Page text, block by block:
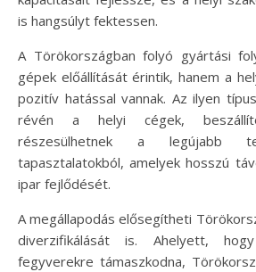
is hangsúlyt fektessen.
A Törökországban folyó gyártási
gépek előállítását érintik, hanem a
pozitív hatással vannak. Az ilyen
révén a helyi cégek,
részesülhetnek a legújabb
tapasztalatokból, amelyek hosszú
ipar fejlődését.
A megállapodás elősegítheti
diverzifikálását is. Ahelyett,
fegyverekre támaszkodna,